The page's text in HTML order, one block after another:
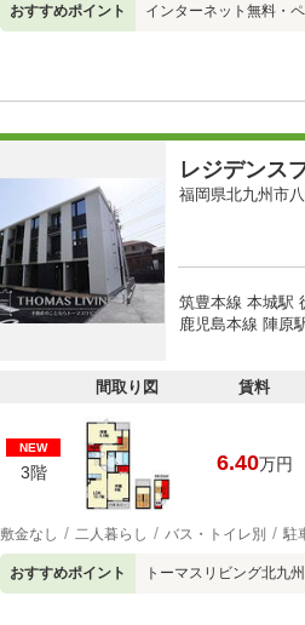
おすすめポイント インターネット無料・
レジデンス
福岡県北九州市
筑豊本線 本城駅
鹿児島本線 陣原
間取り図 賃料
NEW
3階 6.40万円
敷金なし 二人暮らし バス・トイレ別 駐
おすすめポイント トーマスリビング北九